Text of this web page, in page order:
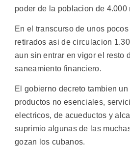
poder de la poblacion de 4.000
En el transcurso de unos
retirados asi de circulacion
aun sin entrar en vigor el resto
saneamiento financiero.
El gobierno decreto tambien
productos no esenciales,
electricos, de acueductos y
suprimio algunas de las
gozan los cubanos.